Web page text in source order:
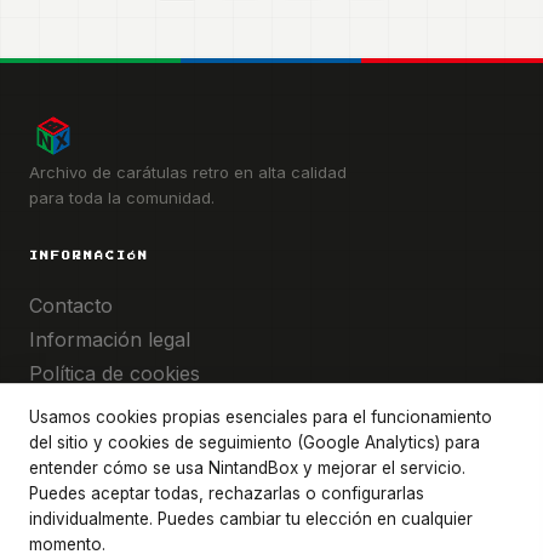
Archivo de carátulas retro en alta calidad
para toda la comunidad.
INFORMACIÓN
Usamos cookies propias esenciales para el funcionamiento
del sitio y cookies de seguimiento (Google Analytics) para
entender cómo se usa NintandBox y mejorar el servicio.
Puedes aceptar todas, rechazarlas o configurarlas
individualmente. Puedes cambiar tu elección en cualquier
momento.
Pie
de
página
Contacto
Información legal
Política de cookies
Términos legales
COMUNIDAD
Twitter / X
YouTube